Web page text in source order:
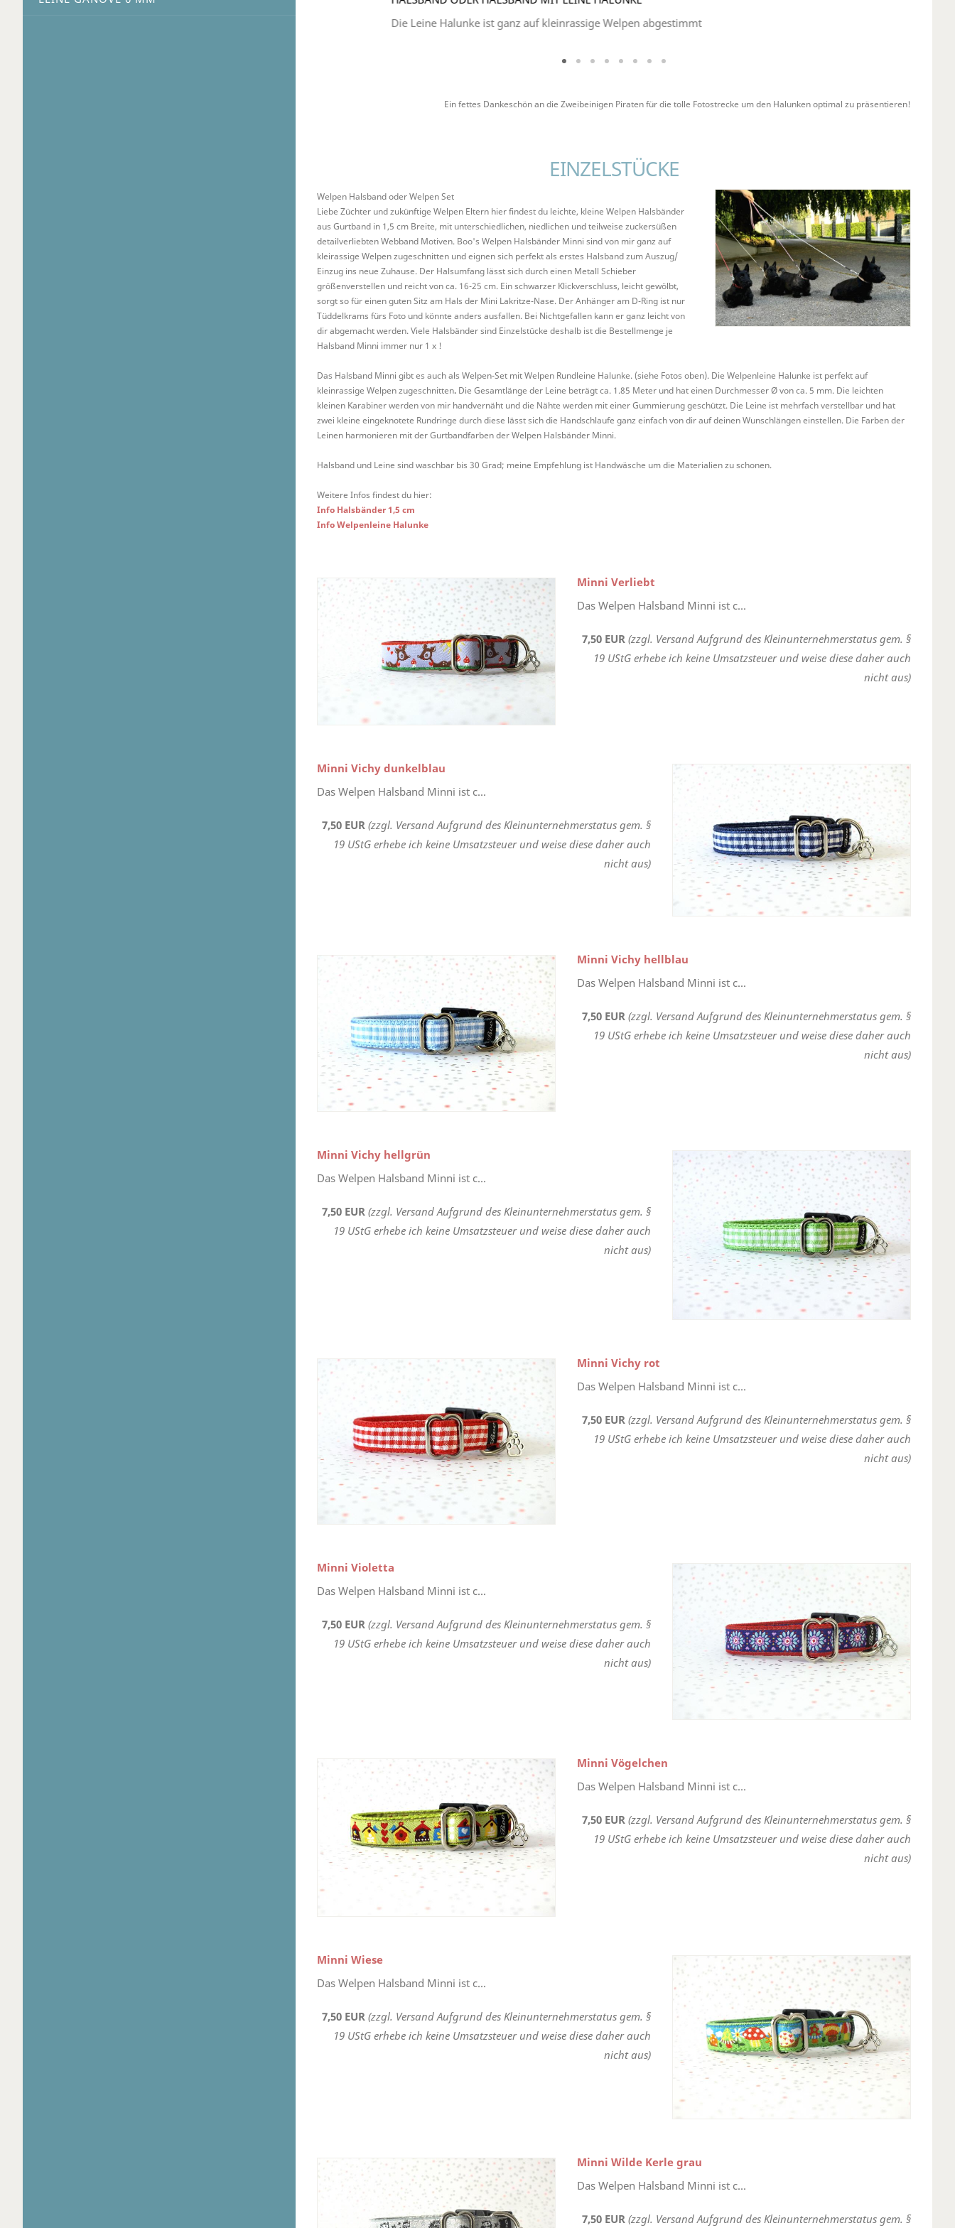
Die Leine Halunke ist ganz auf kleinrassige Welpen abgestimmt
Ein fettes Dankeschön an die Zweibeinigen Piraten für die tolle Fotostrecke um den Halunken optimal zu präsentieren!
EINZELSTÜCKE
Welpen Halsband oder Welpen Set
Liebe Züchter und zukünftige Welpen Eltern hier findest du leichte, kleine Welpen Halsbänder
aus Gurtband in 1,5 cm Breite, mit unterschiedlichen, niedlichen und teilweise zuckersüßen
detailverliebten Webband Motiven. Boo's Welpen Halsbänder Minni sind von mir ganz auf
kleirassige Welpen zugeschnitten und eignen sich perfekt als erstes Halsband zum Auszug/
Einzug ins neue Zuhause. Der Halsumfang lässt sich durch einen Metall Schieber
größenverstellen und reicht von ca. 16-25 cm. Ein schwarzer Klickverschluss, leicht gewölbt,
sorgt so für einen guten Sitz am Hals der Mini Lakritze-Nase. Der Anhänger am D-Ring ist nur
Tüddelkrams fürs Foto und könnte anders ausfallen. Bei Nichtgefallen kann er ganz leicht von
dir abgemacht werden. Viele Halsbänder sind Einzelstücke deshalb ist die Bestellmenge je
Halsband Minni immer nur 1 x !
Das Halsband Minni gibt es auch als Welpen-Set mit Welpen Rundleine Halunke. (siehe Fotos oben). Die Welpenleine Halunke ist perfekt auf
kleinrassige Welpen zugeschnitten. Die Gesamtlänge der Leine beträgt ca. 1.85 Meter und hat einen Durchmesser Ø von ca. 5 mm. Die leichten
kleinen Karabiner werden von mir handvernäht und die Nähte werden mit einer Gummierung geschützt. Die Leine ist mehrfach verstellbar und hat
zwei kleine eingeknotete Rundringe durch diese lässt sich die Handschlaufe ganz einfach von dir auf deinen Wunschlängen einstellen. Die Farben der
Leinen harmonieren mit der Gurtbandfarben der Welpen Halsbänder Minni.
Halsband und Leine sind waschbar bis 30 Grad; meine Empfehlung ist Handwäsche um die Materialien zu schonen.
Weitere Infos findest du hier:
Info Halsbänder 1,5 cm
Info Welpenleine Halunke
Minni Verliebt
Das Welpen Halsband Minni ist c...
7,50 EUR (zzgl. Versand Aufgrund des Kleinunternehmerstatus gem. §
19 UStG erhebe ich keine Umsatzsteuer und weise diese daher auch
nicht aus)
Minni Vichy dunkelblau
Das Welpen Halsband Minni ist c...
7,50 EUR (zzgl. Versand Aufgrund des Kleinunternehmerstatus gem. §
19 UStG erhebe ich keine Umsatzsteuer und weise diese daher auch
nicht aus)
Minni Vichy hellblau
Das Welpen Halsband Minni ist c...
7,50 EUR (zzgl. Versand Aufgrund des Kleinunternehmerstatus gem. §
19 UStG erhebe ich keine Umsatzsteuer und weise diese daher auch
nicht aus)
Minni Vichy hellgrün
Das Welpen Halsband Minni ist c...
7,50 EUR (zzgl. Versand Aufgrund des Kleinunternehmerstatus gem. §
19 UStG erhebe ich keine Umsatzsteuer und weise diese daher auch
nicht aus)
Minni Vichy rot
Das Welpen Halsband Minni ist c...
7,50 EUR (zzgl. Versand Aufgrund des Kleinunternehmerstatus gem. §
19 UStG erhebe ich keine Umsatzsteuer und weise diese daher auch
nicht aus)
Minni Violetta
Das Welpen Halsband Minni ist c...
7,50 EUR (zzgl. Versand Aufgrund des Kleinunternehmerstatus gem. §
19 UStG erhebe ich keine Umsatzsteuer und weise diese daher auch
nicht aus)
Minni Vögelchen
Das Welpen Halsband Minni ist c...
7,50 EUR (zzgl. Versand Aufgrund des Kleinunternehmerstatus gem. §
19 UStG erhebe ich keine Umsatzsteuer und weise diese daher auch
nicht aus)
Minni Wiese
Das Welpen Halsband Minni ist c...
7,50 EUR (zzgl. Versand Aufgrund des Kleinunternehmerstatus gem. §
19 UStG erhebe ich keine Umsatzsteuer und weise diese daher auch
nicht aus)
Minni Wilde Kerle grau
Das Welpen Halsband Minni ist c...
7,50 EUR (zzgl. Versand Aufgrund des Kleinunternehmerstatus gem. §